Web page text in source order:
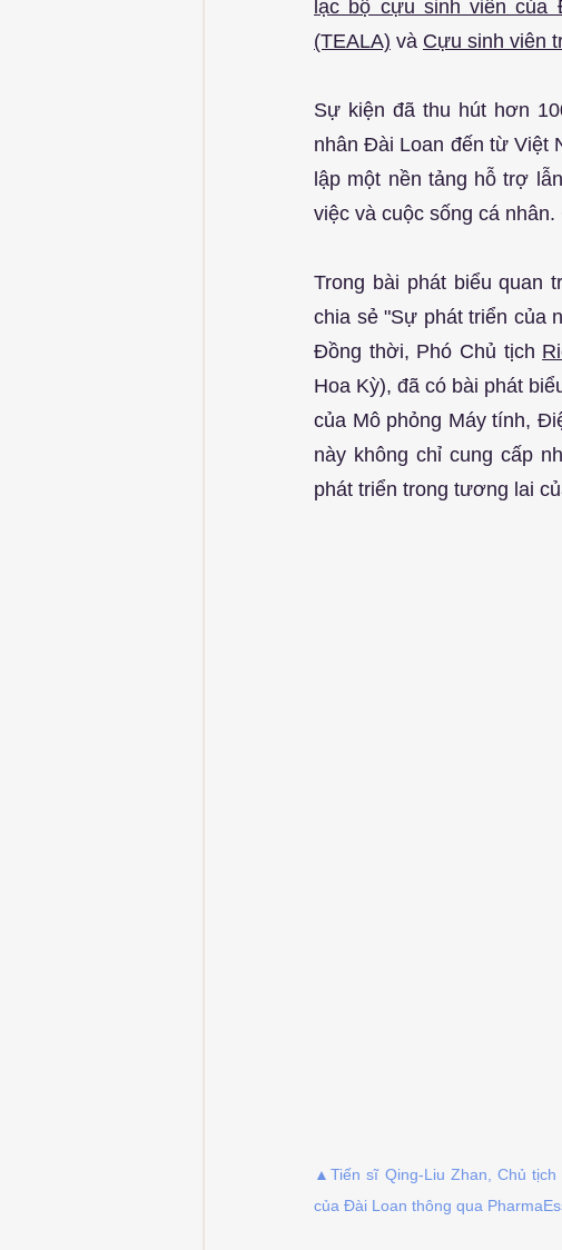
lạc bộ cựu sinh viên của
(TEALA) và Cựu sinh viên
Sự kiện đã thu hút hơn
nhân Đài Loan đến từ Việt
lập một nền tảng hỗ trợ
việc và cuộc sống cá
Trong bài phát biểu quan
chia sẻ "Sự phát triển của
Đồng thời, Phó Chủ tịch
Hoa Kỳ), đã có bài phát
của Mô phỏng Máy tính,
này không chỉ cung cấp
phát triển trong tương lai
▲Tiến sĩ Qing-Liu Zhan, Chủ
của Đài Loan thông qua